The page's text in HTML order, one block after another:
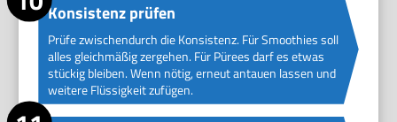
Konsistenz prüfen
Prüfe zwischendurch die Konsistenz. Für Smoothies soll
alles gleichmäßig zergehen. Für Pürees darf es etwas
stückig bleiben. Wenn nötig, erneut antauen lassen und
weitere Flüssigkeit zufügen.